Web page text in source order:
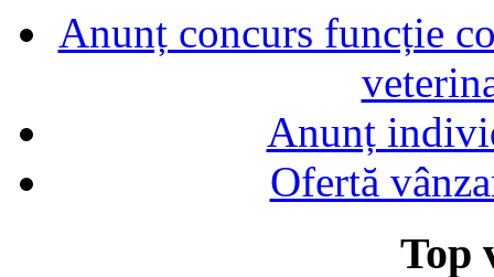
Anunț concurs funcție
Anunț
Ofertă
Top